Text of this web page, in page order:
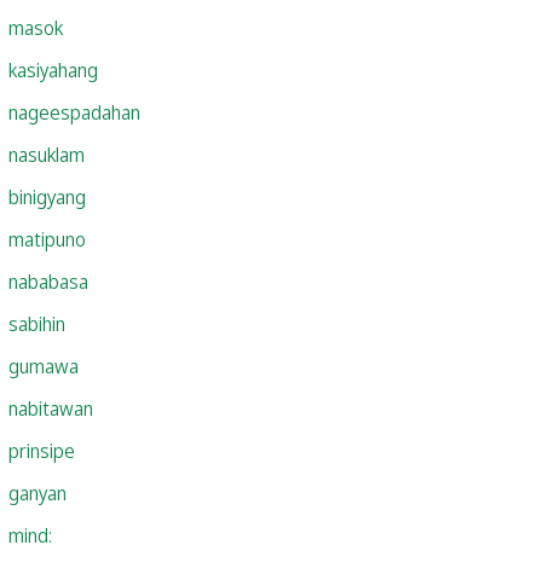
masok
kasiyahang
nageespadahan
nasuklam
binigyang
matipuno
nababasa
sabihin
gumawa
nabitawan
prinsipe
ganyan
mind: